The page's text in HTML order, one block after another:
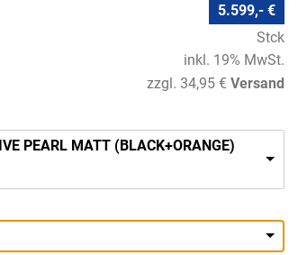
5.599,- €
Stck
inkl. 19% MwSt.
zzgl. 34,95 € Versand
PEARL MATT (BLACK+ORANGE)